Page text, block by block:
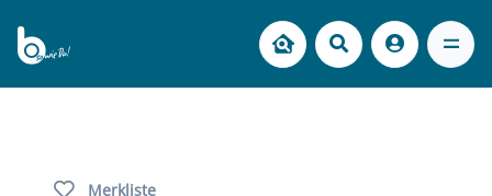
Merkliste